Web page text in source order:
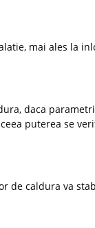
mai ales la
daca
puterea se
de caldura va